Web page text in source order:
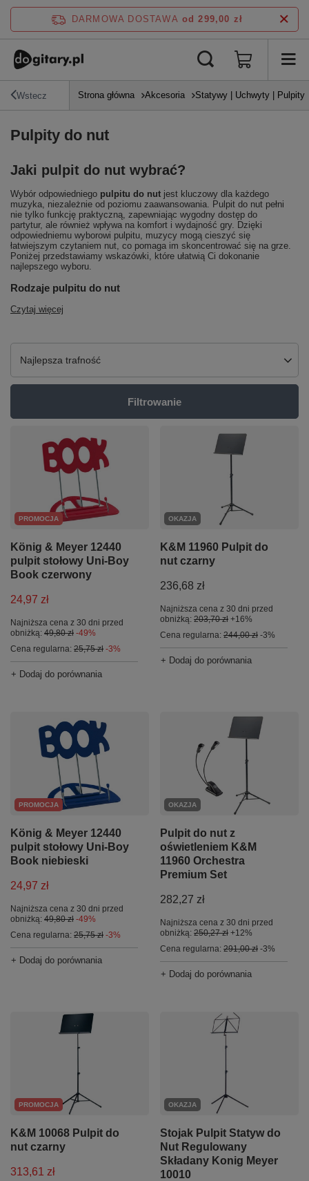
DARMOWA DOSTAWA od 299,00 zł
Wstecz Strona główna Akcesoria Statywy | Uchwyty | Pulpity
Pulpity do nut
Jaki pulpit do nut wybrać?
Wybór odpowiedniego pulpitu do nut jest kluczowy dla każdego
muzyka, niezależnie od poziomu zaawansowania. Pulpit do nut pełni
nie tylko funkcję praktyczną, zapewniając wygodny dostęp do
partytur, ale również wpływa na komfort i wydajność gry. Dzięki
odpowiedniemu wyborowi pulpitu, muzycy mogą cieszyć się
łatwiejszym czytaniem nut, co pomaga im skoncentrować się na grze.
Poniżej przedstawiamy wskazówki, które ułatwią Ci dokonanie
najlepszego wyboru.
Rodzaje pulpitu do nut
Czytaj więcej
Zmień sortowanie
Najlepsza trafność
Filtrowanie
PROMOCJA
König & Meyer 12440
pulpit stołowy Uni-Boy
Book czerwony
24,97 zł
Najniższa cena z 30 dni przed
obniżką: 49,80 zł -49%
Cena regularna: 25,75 zł -3%
+ Dodaj do porównania
OKAZJA
K&M 11960 Pulpit do
nut czarny
236,68 zł
Najniższa cena z 30 dni przed
obniżką: 203,70 zł +16%
Cena regularna: 244,00 zł -3%
+ Dodaj do porównania
PROMOCJA
König & Meyer 12440
pulpit stołowy Uni-Boy
Book niebieski
24,97 zł
Najniższa cena z 30 dni przed
obniżką: 49,80 zł -49%
Cena regularna: 25,75 zł -3%
+ Dodaj do porównania
OKAZJA
Pulpit do nut z
oświetleniem K&M
11960 Orchestra
Premium Set
282,27 zł
Najniższa cena z 30 dni przed
obniżką: 250,27 zł +12%
Cena regularna: 291,00 zł -3%
+ Dodaj do porównania
PROMOCJA
K&M 10068 Pulpit do
nut czarny
313,61 zł
OKAZJA
Stojak Pulpit Statyw do
Nut Regulowany
Składany Konig Meyer
10010